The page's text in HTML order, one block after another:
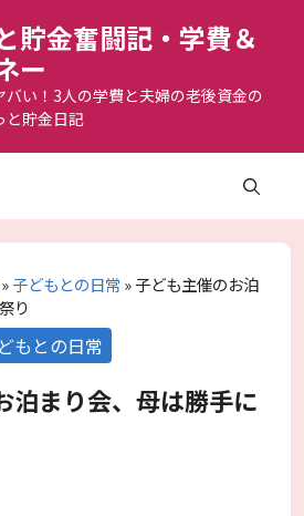
貯金奮闘記・学費＆
ー
バい！3人の学費と夫婦の老後資金の
と貯金日記
»子どもとの日常 »子ども主催のお泊
り
もとの日常
泊まり会、母は勝手に